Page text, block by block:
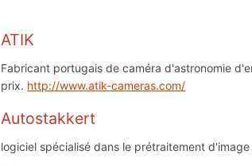
ATIK
Fabricant portugais de caméra d'astronomie
prix. http://www.atik-cameras.com/
Autostakkert
logiciel spécialisé dans le prétraitement